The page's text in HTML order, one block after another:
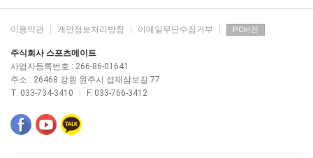
이용약관 개인정보처리방침 이메일무단수집거부 PC버전
주식회사 스포츠메이트
사업자등록번호 : 266-86-01641
주소 : 26468 강원 원주시 섭재삼보길 77
T. 033-734-3410
F. 033-766-3412